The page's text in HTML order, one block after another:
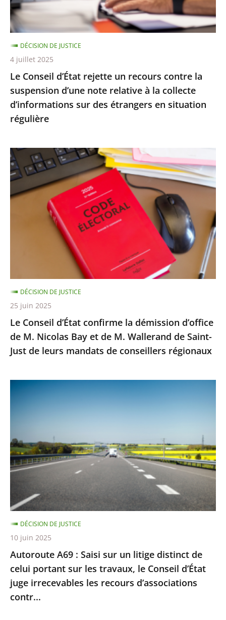
la
suspension
d’une
note
relative
à
la
collecte
d’informations
des
étrangers
en
situation
Le Conseil d’État rejette un recours contre la
suspension d’une note relative à la collecte
d’informations sur des étrangers en situation
régulière
DÉCISION DE JUSTICE
4 juillet 2025
Le
Conseil
d’État
confirme
Nicolas
Bay
et
de
M.
Wallerand
Saint-
Just
mandats
de
conseillers
Le Conseil d’État confirme la démission d’office
de M. Nicolas Bay et de M. Wallerand de Saint-
Just de leurs mandats de conseillers régionaux
DÉCISION DE JUSTICE
25 juin 2025
Autoroute
sur
un
litige
de
celui
portant
sur
les
travaux,
le
Conseil
Autoroute A69 : Saisi sur un litige distinct de
celui portant sur les travaux, le Conseil d’État
juge irrecevables les recours d’associations
contr...
DÉCISION DE JUSTICE
10 juin 2025